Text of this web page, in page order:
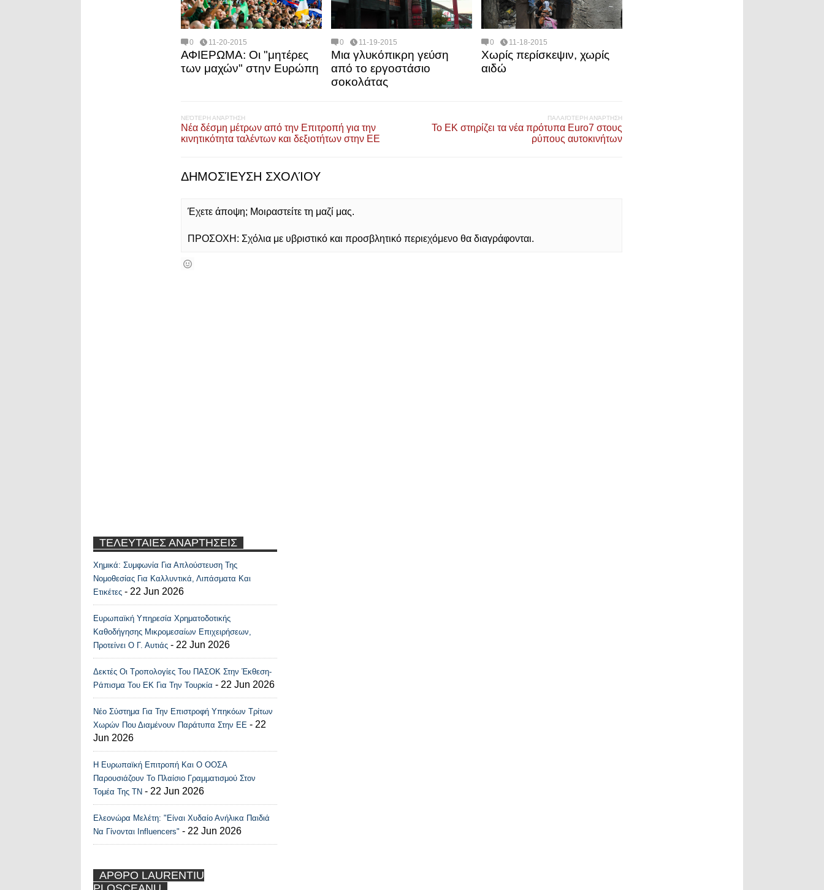
0 11-20-2015
ΑΦΙΕΡΩΜΑ: Οι "μητέρες
των μαχών" στην Ευρώπη
0 11-19-2015
Μια γλυκόπικρη γεύση
από το εργοστάσιο
σοκολάτας
0 11-18-2015
Χωρίς περίσκεψιν, χωρίς
αιδώ
ΝΕΌΤΕΡΗ ΑΝΆΡΤΗΣΗ
Νέα δέσμη μέτρων από την Επιτροπή για την
κινητικότητα ταλέντων και δεξιοτήτων στην ΕΕ
ΠΑΛΑΙΌΤΕΡΗ ΑΝΆΡΤΗΣΗ
Το ΕΚ στηρίζει τα νέα πρότυπα Euro7 στους
ρύπους αυτοκινήτων
ΔΗΜΟΣΊΕΥΣΗ ΣΧΟΛΊΟΥ
Έχετε άποψη; Μοιραστείτε τη μαζί μας.
ΠΡΟΣΟΧΗ: Σχόλια με υβριστικό και προσβλητικό περιεχόμενο θα διαγράφονται.
ΤΕΛΕΥΤΑΙΕΣ ΑΝΑΡΤΗΣΕΙΣ
Recent Posts Widget
Χημικά: Συμφωνία Για Απλούστευση Της
Νομοθεσίας Για Καλλυντικά, Λιπάσματα Και
Ετικέτες - 22 Jun 2026
Ευρωπαϊκή Υπηρεσία Χρηματοδοτικής
Καθοδήγησης Μικρομεσαίων Επιχειρήσεων,
Προτείνει Ο Γ. Αυτιάς - 22 Jun 2026
Δεκτές Οι Τροπολογίες Του ΠΑΣΟΚ Στην Έκθεση-
Ράπισμα Του ΕΚ Για Την Τουρκία - 22 Jun 2026
Νέο Σύστημα Για Την Επιστροφή Υπηκόων Τρίτων
Χωρών Που Διαμένουν Παράτυπα Στην ΕΕ - 22
Jun 2026
Η Ευρωπαϊκή Επιτροπή Και Ο ΟΟΣΑ
Παρουσιάζουν Το Πλαίσιο Γραμματισμού Στον
Τομέα Της ΤΝ - 22 Jun 2026
Ελεονώρα Μελέτη: "Είναι Χυδαίο Ανήλικα Παιδιά
Να Γίνονται Influencers" - 22 Jun 2026
ΑΡΘΡΟ LAURENTIU